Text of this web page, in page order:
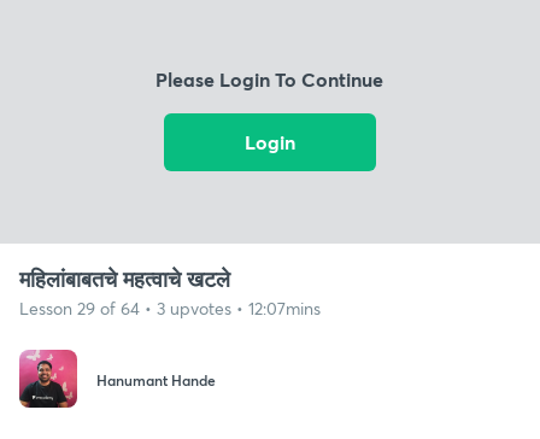
Please Login To Continue
Login
महिलांबाबतचे महत्वाचे खटले
Lesson 29 of 64 • 3 upvotes • 12:07mins
Hanumant Hande